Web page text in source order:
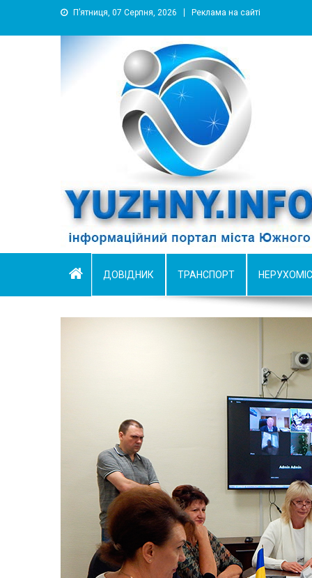
П’ятниця, 07 Серпня, 2026 Реклама на сайті
YUZHNY.INFO
информационный портал города Южный
ДОВІДНИК ТРАНСПОРТ